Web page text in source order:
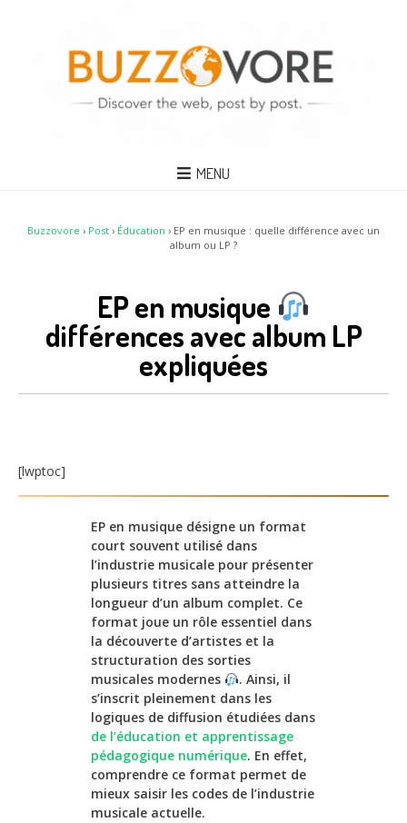
MENU
Buzzovore › Post › Éducation › EP en musique : quelle différence avec un
album ou LP ?
EP en musique
différences avec album LP
expliquées
[lwptoc]
EP en musique désigne un format
court souvent utilisé dans
l’industrie musicale pour présenter
plusieurs titres sans atteindre la
longueur d’un album complet. Ce
format joue un rôle essentiel dans
la découverte d’artistes et la
structuration des sorties
musicales modernes
. Ainsi, il
s’inscrit pleinement dans les
logiques de diffusion étudiées dans
de l’éducation et apprentissage
pédagogique numérique. En effet,
comprendre ce format permet de
mieux saisir les codes de l’industrie
musicale actuelle.